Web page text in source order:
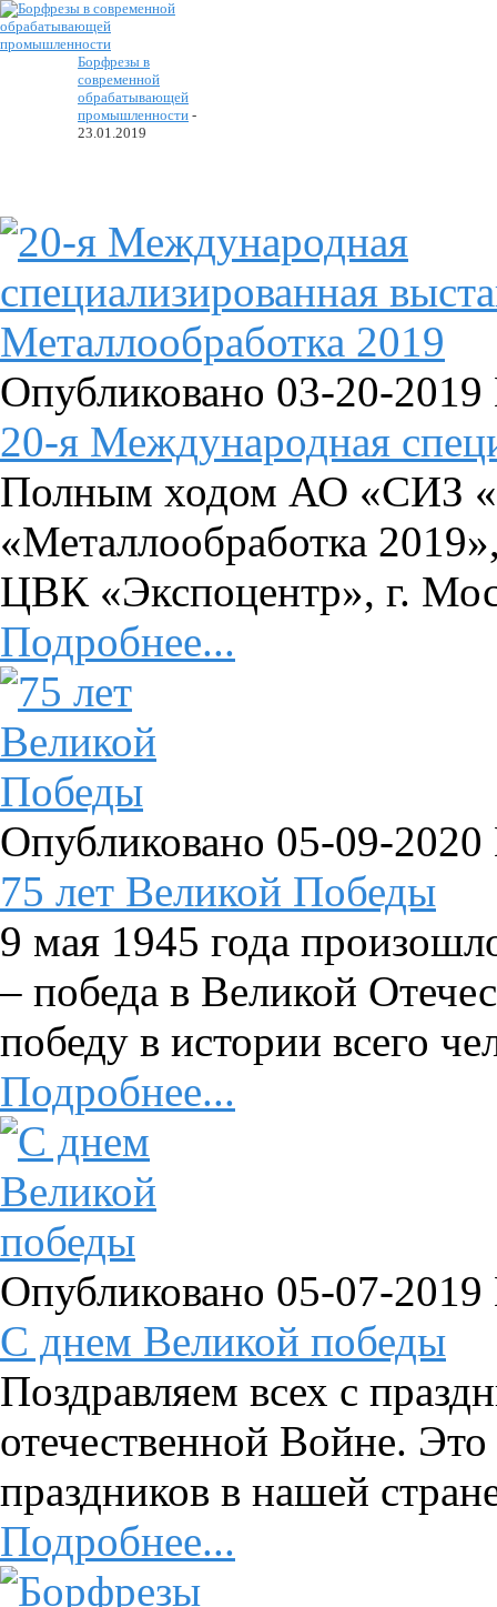
Борфрезы в
современной
обрабатывающей
промышленности -
23.01.2019
Опубликовано 03-20-2019
20-я Международная
Полным ходом АО «СИЗ
«Металлообработка
ЦВК «Экспоцентр», г.
Подробнее...
Опубликовано 05-09-2020
75 лет Великой Победы
9 мая 1945 года
– победа в Великой
победу в истории всего
Подробнее...
Опубликовано 05-07-2019
C днем Великой победы
Поздравляем всех с
отечественной Войне.
праздников в нашей
Подробнее...